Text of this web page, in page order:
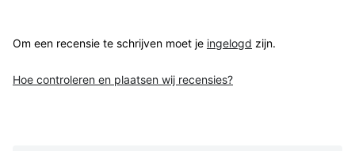
Om een recensie te schrijven moet je ingelogd zijn.
Hoe controleren en plaatsen wij recensies?